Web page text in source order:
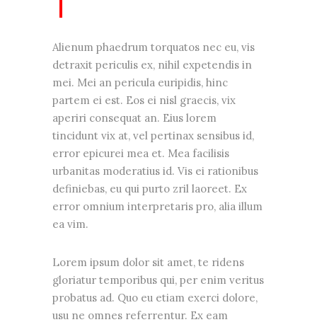
Alienum phaedrum torquatos nec eu, vis
detraxit periculis ex, nihil expetendis in
mei. Mei an pericula euripidis, hinc
partem ei est. Eos ei nisl graecis, vix
aperiri consequat an. Eius lorem
tincidunt vix at, vel pertinax sensibus id,
error epicurei mea et. Mea facilisis
urbanitas moderatius id. Vis ei rationibus
definiebas, eu qui purto zril laoreet. Ex
error omnium interpretaris pro, alia illum
ea vim.
Lorem ipsum dolor sit amet, te ridens
gloriatur temporibus qui, per enim veritus
probatus ad. Quo eu etiam exerci dolore,
usu ne omnes referrentur. Ex eam